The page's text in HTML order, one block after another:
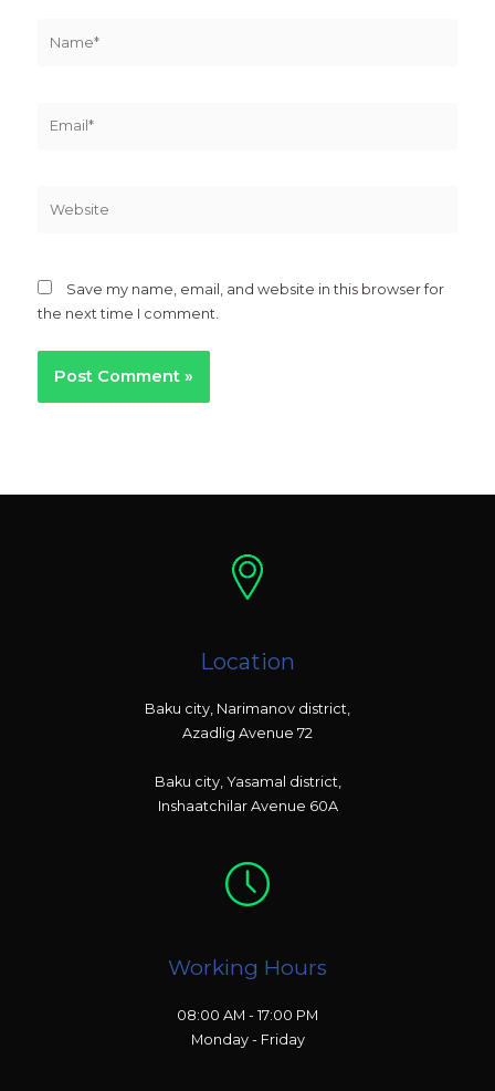
Save my name, email, and website in this browser for
the next time I comment.
Location
Baku city, Narimanov district,
Azadlig Avenue 72
Baku city, Yasamal district,
Inshaatchilar Avenue 60A
Working Hours
08:00 AM - 17:00 PM
Monday - Friday